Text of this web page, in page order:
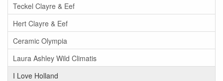
Teckel Clayre & Eef
Hert Clayre & Eef
Ceramic Olympia
Laura Ashley Wild Climatis
I Love Holland